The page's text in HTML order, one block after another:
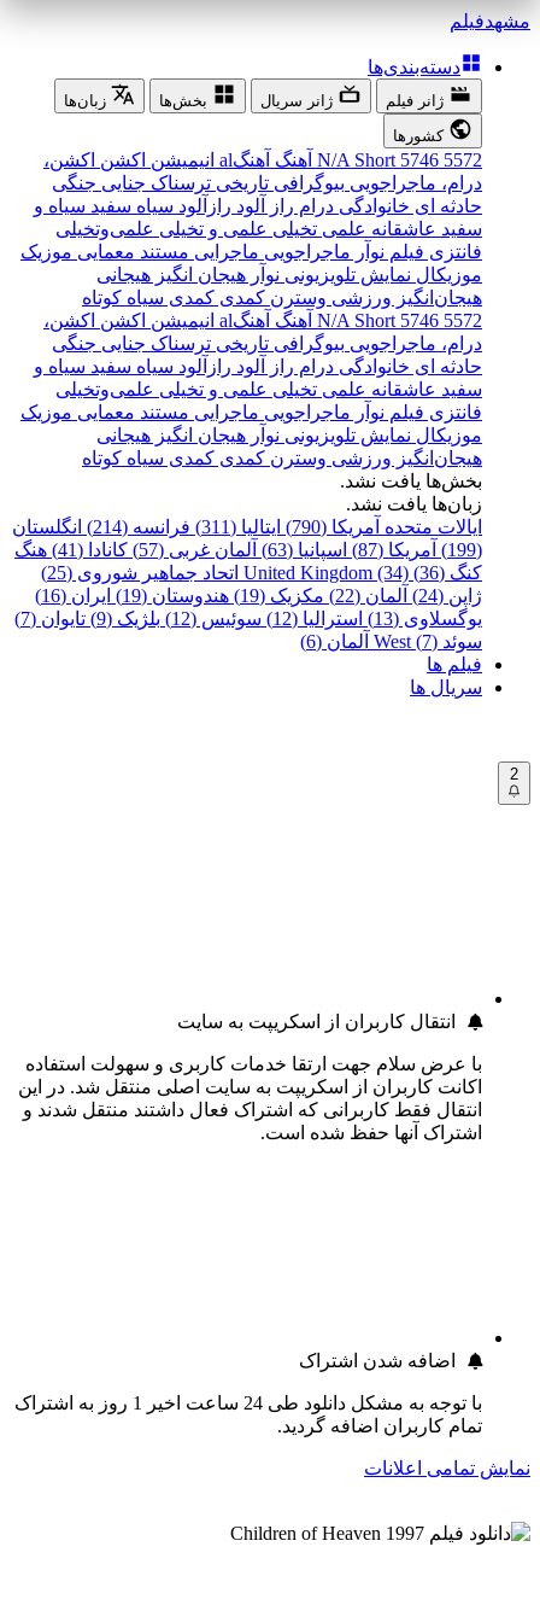
مشهدفیلم
دسته‌بندی‌ها
ژانر فیلم ژانر سریال بخش‌ها
زبان‌ها
کشورها
5572
5746
N/A Short آهنگ آهنگal انیمیشن اکشن اکشن،
درام، ماجراجویی بیوگرافی تاریخی ترسناک جنایی جنگی
حادثه ای خانوادگی درام راز آلود رازآلود سیاه سفید سیاه و
سفید عاشقانه علمی تخیلی علمی و تخیلی علمی‌و‌تخیلی
فانتزی فیلم نوآر ماجراجویی ماجرایی مستند معمایی موزیک
موزیکال نمایش تلویزیونی نوآر هیجان انگیز هیجانی
هیجان‌انگیز ورزشی وسترن کمدی کمدی سیاه کوتاه
5572
5746
N/A Short آهنگ آهنگal انیمیشن اکشن اکشن،
درام، ماجراجویی بیوگرافی تاریخی ترسناک جنایی جنگی
حادثه ای خانوادگی درام راز آلود رازآلود سیاه سفید سیاه و
سفید عاشقانه علمی تخیلی علمی و تخیلی علمی‌و‌تخیلی
فانتزی فیلم نوآر ماجراجویی ماجرایی مستند معمایی موزیک
موزیکال نمایش تلویزیونی نوآر هیجان انگیز هیجانی
هیجان‌انگیز ورزشی وسترن کمدی کمدی سیاه کوتاه
بخش‌ها یافت نشد.
زبان‌ها یافت نشد.
ایالات متحده آمریکا (790)
ایتالیا (311) فرانسه (214)
انگلستان
(199)
آمریکا (87) اسپانیا (63) آلمان غربی (57) کانادا (41)
هنگ
کنگ (36)
United Kingdom (34) اتحاد جماهیر شوروی (25)
ژاپن (24)
آلمان (22) مکزیک (19) هندوستان (19)
ایران (16)
یوگسلاوی (13)
استرالیا (12) سوئیس (12) بلژیک (9)
تایوان (7)
سوئد (7)
West آلمان (6)
فیلم ها
سریال ها
2
انتقال کاربران از اسکریپت به سایت
با عرض سلام جهت ارتقا خدمات کاربری و سهولت استفاده
اکانت کاربران از اسکریپت به سایت اصلی منتقل شد. در این
انتقال فقط کاربرانی که اشتراک فعال داشتند منتقل شدند و
اشتراک آنها حفظ شده است.
اضافه شدن اشتراک
با توجه به مشکل دانلود طی 24 ساعت اخیر 1 روز به اشتراک
تمام کاربران اضافه گردید.
نمایش تمامی اعلانات